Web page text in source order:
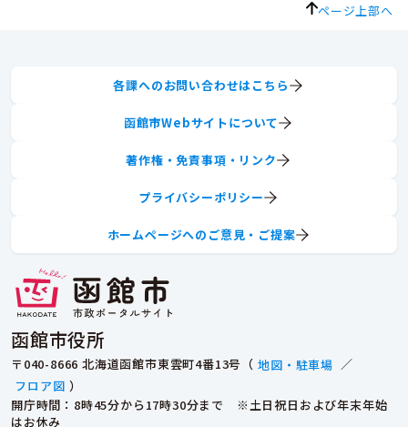
ページ上部へ
函館市役所
〒040-8666 北海道函館市東雲町4番13号（ 地図・駐車場 ／
フロア図 ）
開庁時間：8時45分から17時30分まで ※土日祝日および年末年始
はお休み
各課へのお問い合わせはこちら
函館市Webサイトについて
著作権・免責事項・リンク
プライバシーポリシー
ホームページへのご意見・ご提案